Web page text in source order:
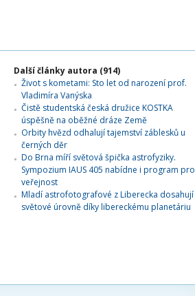
Další články autora (914)
Život s kometami: Sto let od narození prof.
Vladimíra Vanýska
Čistě studentská česká družice KOSTKA
úspěšně na oběžné dráze Země
Orbity hvězd odhalují tajemství záblesků u
černých děr
Do Brna míří světová špička astrofyziky.
Sympozium IAUS 405 nabídne i program pro
veřejnost
Mladí astrofotografové z Liberecka dosahují
světové úrovně díky libereckému planetáriu